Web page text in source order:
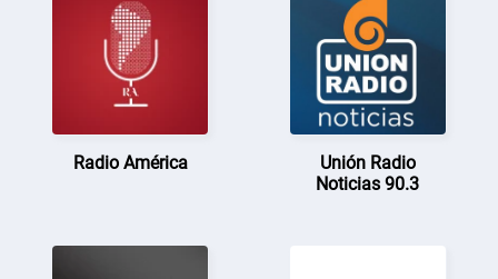
Radio América
Unión Radio
Noticias 90.3